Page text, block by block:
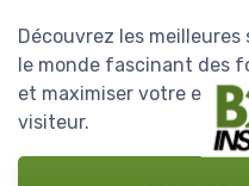
Découvrez les
le monde fascinant des
et maximiser votre
visiteur.